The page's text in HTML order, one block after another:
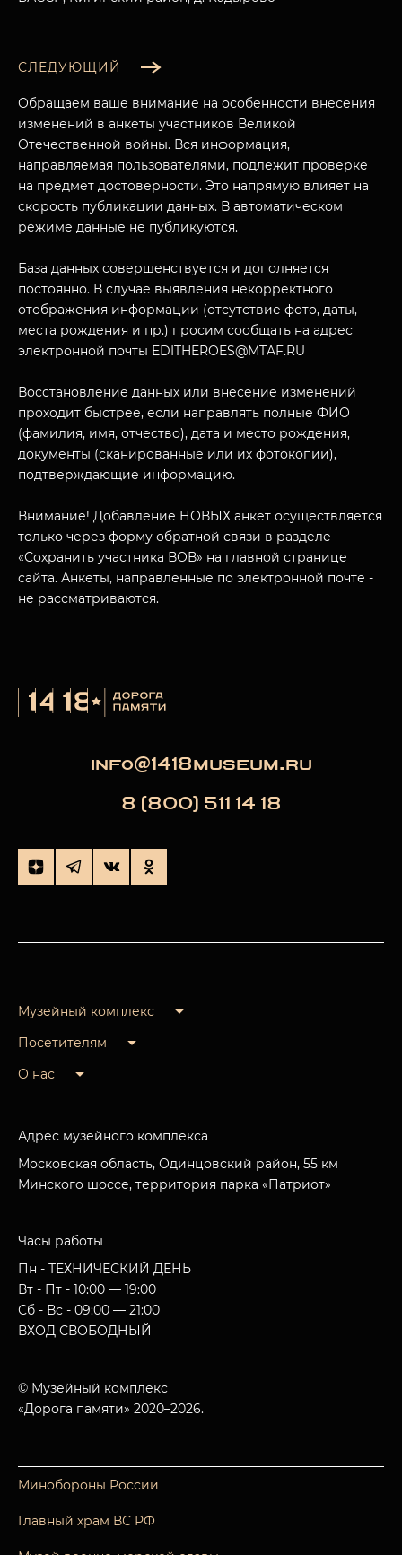
МУЗЕЙНЫЙ КОМПЛЕКС
ПОСЕТИТЕЛЯМ
О НАС
СЛЕДУЮЩИЙ
Обращаем ваше внимание на особенности внесения
изменений в анкеты участников Великой
Отечественной войны. Вся информация,
направляемая пользователями, подлежит проверке
на предмет достоверности. Это напрямую влияет на
скорость публикации данных. В автоматическом
режиме данные не публикуются.
База данных совершенствуется и дополняется
постоянно. В случае выявления некорректного
отображения информации (отсутствие фото, даты,
места рождения и пр.) просим сообщать на адрес
электронной почты EDITHEROES@MTAF.RU
Восстановление данных или внесение изменений
проходит быстрее, если направлять полные ФИО
(фамилия, имя, отчество), дата и место рождения,
документы (сканированные или их фотокопии),
подтверждающие информацию.
Внимание! Добавление НОВЫХ анкет осуществляется
только через форму обратной связи в разделе
«Сохранить участника ВОВ» на главной странице
сайта. Анкеты, направленные по электронной почте -
не рассматриваются.
info@1418museum.ru
8 (800) 511 14 18
Музейный комплекс
Посетителям
О нас
Адрес музейного комплекса
Московская область, Одинцовский район, 55 км
Минского шоссе, территория парка «Патриот»
Часы работы
Пн - ТЕХНИЧЕСКИЙ ДЕНЬ
Вт - Пт - 10:00 — 19:00
Сб - Вс - 09:00 — 21:00
ВХОД СВОБОДНЫЙ
© Музейный комплекс
«Дорога памяти» 2020–2026.
Минобороны России
Главный храм ВС РФ